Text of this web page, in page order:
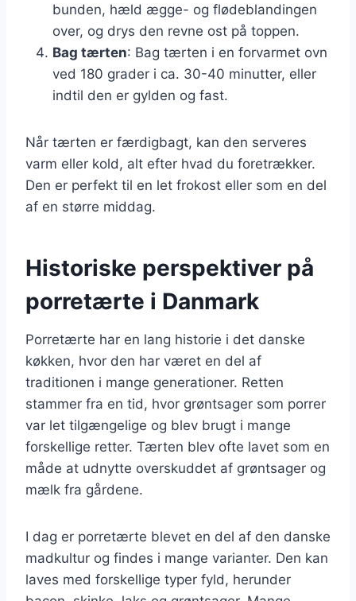
bunden, hæld ægge- og flødeblandingen
over, og drys den revne ost på toppen.
Bag tærten: Bag tærten i en forvarmet ovn
ved 180 grader i ca. 30-40 minutter, eller
indtil den er gylden og fast.
Når tærten er færdigbagt, kan den serveres
varm eller kold, alt efter hvad du foretrækker.
Den er perfekt til en let frokost eller som en del
af en større middag.
Historiske perspektiver på
porretærte i Danmark
Porretærte har en lang historie i det danske
køkken, hvor den har været en del af
traditionen i mange generationer. Retten
stammer fra en tid, hvor grøntsager som porrer
var let tilgængelige og blev brugt i mange
forskellige retter. Tærten blev ofte lavet som en
måde at udnytte overskuddet af grøntsager og
mælk fra gårdene.
I dag er porretærte blevet en del af den danske
madkultur og findes i mange varianter. Den kan
laves med forskellige typer fyld, herunder